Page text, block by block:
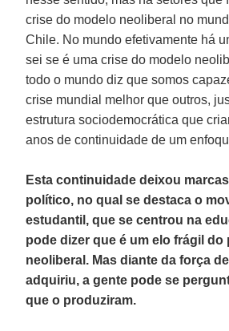
crise do modelo neoliberal no
Chile. No mundo efetivamente há
sei se é uma crise do modelo
todo o mundo diz que somos
crise mundial melhor que outros,
estrutura sociodemocrática que
anos de continuidade de um
Esta continuidade deixou
político, no qual se destaca o
estudantil, que se centrou na
pode dizer que é um elo frágil do
neoliberal. Mas diante da força
adquiriu, a gente pode se
que o produziram.